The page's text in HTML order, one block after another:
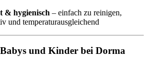
& hygienisch – einfach zu reinigen,
und temperaturausgleichend
und Kinder bei Dorma